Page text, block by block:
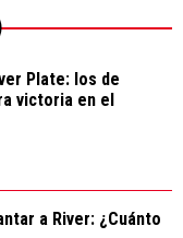
Plate: los de
victoria en el
a River: ¿Cuánto